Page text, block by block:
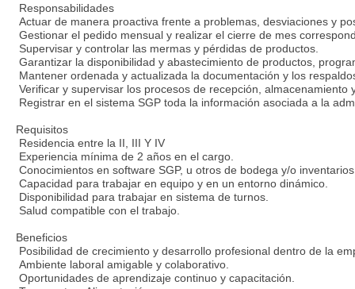
Responsabilidades
Actuar de manera proactiva frente a problemas, desviaciones y
Gestionar el pedido mensual y realizar el cierre de mes
Supervisar y controlar las mermas y pérdidas de productos.
Garantizar la disponibilidad y abastecimiento de productos,
Mantener ordenada y actualizada la documentación y los
Verificar y supervisar los procesos de recepción,
Registrar en el sistema SGP toda la información asociada a la
Requisitos
Residencia entre la II, III Y IV
Experiencia mínima de 2 años en el cargo.
Conocimientos en software SGP, u otros de bodega y/o
Capacidad para trabajar en equipo y en un entorno dinámico.
Disponibilidad para trabajar en sistema de turnos.
Salud compatible con el trabajo.
Beneficios
Posibilidad de crecimiento y desarrollo profesional dentro de la
Ambiente laboral amigable y colaborativo.
Oportunidades de aprendizaje continuo y capacitación.